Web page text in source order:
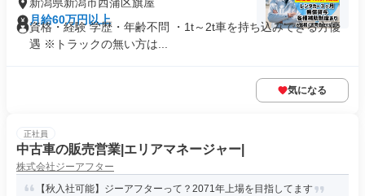
月給60万円以上
資格・経験 学歴・年齢不問 ・1t～2t車を持ち込みできる方優
遇 ※トラックの無い方は...
気になる
正社員
中古車の販売営業|エリアマネージャー|
株式会社ジーアフター
【秋入社可能】ジーアフターって？2071年上場を目指してます